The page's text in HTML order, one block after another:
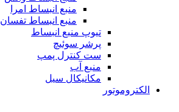
منبع انبساط امرا
منبع انبساط تفسان
تیوپ منبع انبساط
پرشر سوئیچ
ست کنترل پمپ
منبع آب
مکانیکال سیل
الکتروموتور